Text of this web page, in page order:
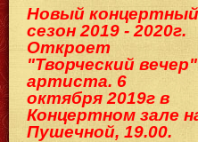
Новый концертный
сезон 2019 - 2020г.
Откроет
"Творческий вечер"
артиста. 6
октября 2019г в
Концертном зале
Пушечной, 19.00.